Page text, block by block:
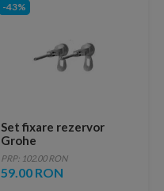
-43%
Set fixare rezervor
Grohe
PRP: 102.00 RON
59.00 RON